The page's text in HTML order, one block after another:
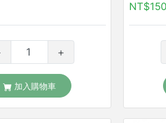
加入購物車
NT$150